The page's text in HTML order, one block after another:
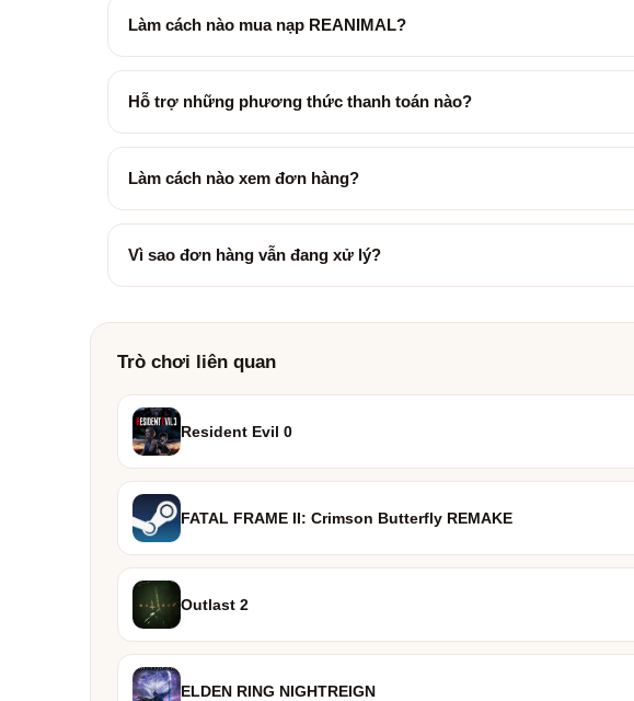
Làm cách nào mua nạp REANIMAL?
Hỗ trợ những phương thức thanh toán nào?
Làm cách nào xem đơn hàng?
Vì sao đơn hàng vẫn đang xử lý?
Trò chơi liên quan
Resident Evil 0
FATAL FRAME II: Crimson Butterfly REMAKE
Outlast 2
ELDEN RING NIGHTREIGN